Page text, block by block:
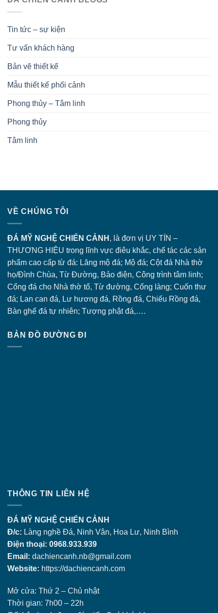
Tin tức – sự kiện
Tư vấn khách hàng
Bản vẽ thiết kế
Mẫu thiết kế phối cảnh
Phong thủy – Tâm linh
Phong thủy
Tâm linh
VỀ CHÚNG TÔI
ĐÁ MỸ NGHỆ CHIẾN CẢNH , là đơn vị UY TÍN –
THƯƠNG HIỆU trong lĩnh vực điêu khắc, chế tác các sản
phẩm cao cấp từ đá: Lăng mộ đá; Mộ đá; Cột đá Nhà thờ
họ/Đình Chùa, Từ Đường, Bảo điện, Công trình tâm linh;
Cổng đá cho Nhà thờ tổ, Từ đường, Cổng làng; Cuốn thư
đá; Lan can đá, Lư hương đá, Rồng đá, Chiếu Rồng đá,
Bàn ghế đá tự nhiên; Tượng phật đá,….
BẢN ĐỒ ĐƯỜNG ĐI
THÔNG TIN LIÊN HỆ
ĐÁ MỸ NGHỆ CHIẾN CẢNH
Đ/c: Làng nghề Đá, Ninh Vân, Hoa Lư, Ninh Bình
Điện thoại: 0968.933.939
Email: dachiencanh.nb@gmail.com
Website: https://dachiencanh.com
Mở cửa: Thứ 2 – Chủ nhật
Thời gian: 7h00 – 22h